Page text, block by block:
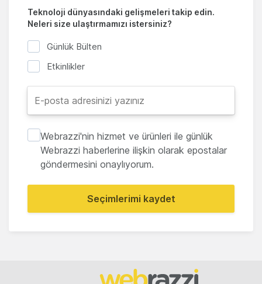
Teknoloji dünyasındaki gelişmeleri takip edin.
Neleri size ulaştırmamızı istersiniz?
Günlük Bülten
Etkinlikler
Webrazzi'nin hizmet ve ürünleri ile günlük
Webrazzi haberlerine ilişkin olarak epostalar
göndermesini onaylıyorum.
Seçimlerimi kaydet